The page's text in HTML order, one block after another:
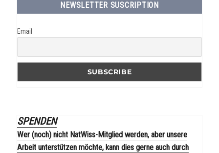
NEWSLETTER SUSCRIPTION
Email
SPENDEN
Wer (noch) nicht NatWiss-Mitglied werden, aber unsere
Arbeit unterstützen möchte, kann dies gerne auch durch